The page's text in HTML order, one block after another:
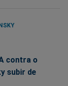
contra o
subir de